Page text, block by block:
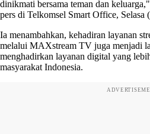
dinikmati bersama teman dan
pers di Telkomsel Smart Office, Selasa
Ia menambahkan, kehadiran layanan
melalui MAXstream TV juga menjadi
menghadirkan layanan digital yang
masyarakat Indonesia.